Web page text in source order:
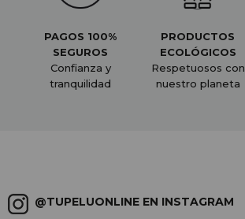
PAGOS 100%
SEGUROS
Confianza y
tranquilidad
PRODUCTOS
ECOLÓGICOS
Respetuosos con
nuestro planeta
@TUPELUONLINE EN INSTAGRAM